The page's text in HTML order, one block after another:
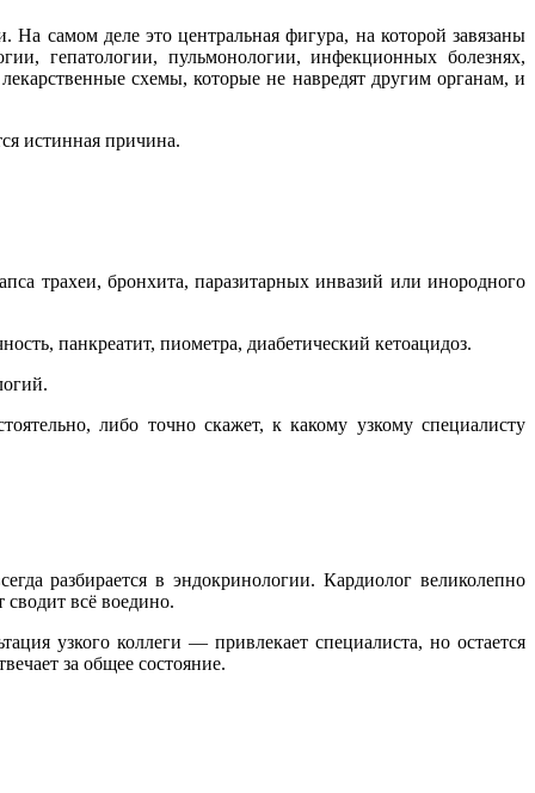
На самом деле это центральная фигура, на которой завязаны
гепатологии, пульмонологии, инфекционных болезнях,
схемы, которые не навредят другим органам, и
истинная причина.
трахеи, бронхита, паразитарных инвазий или инородного
панкреатит, пиометра, диабетический кетоацидоз.
либо точно скажет, к какому узкому специалисту
разбирается в эндокринологии. Кардиолог великолепно
всё воедино.
узкого коллеги — привлекает специалиста, но остается
за общее состояние.